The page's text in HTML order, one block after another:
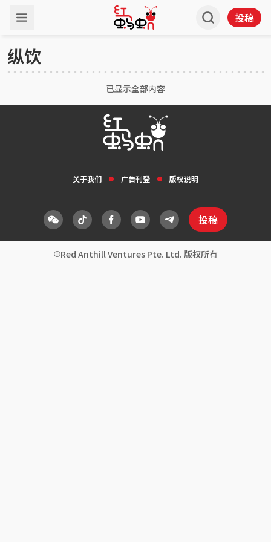
投稿
纵饮
已显示全部内容
关于我们 广告刊登 版权说明
投稿
Red Anthill Ventures Pte. Ltd. 版权所有